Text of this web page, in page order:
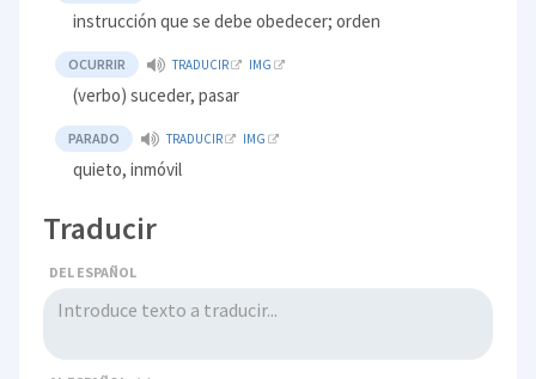
instrucción que se debe obedecer; orden
OCURRIR TRADUCIR IMG
(verbo) suceder, pasar
PARADO TRADUCIR IMG
quieto, inmóvil
Traducir
DEL ESPAÑOL